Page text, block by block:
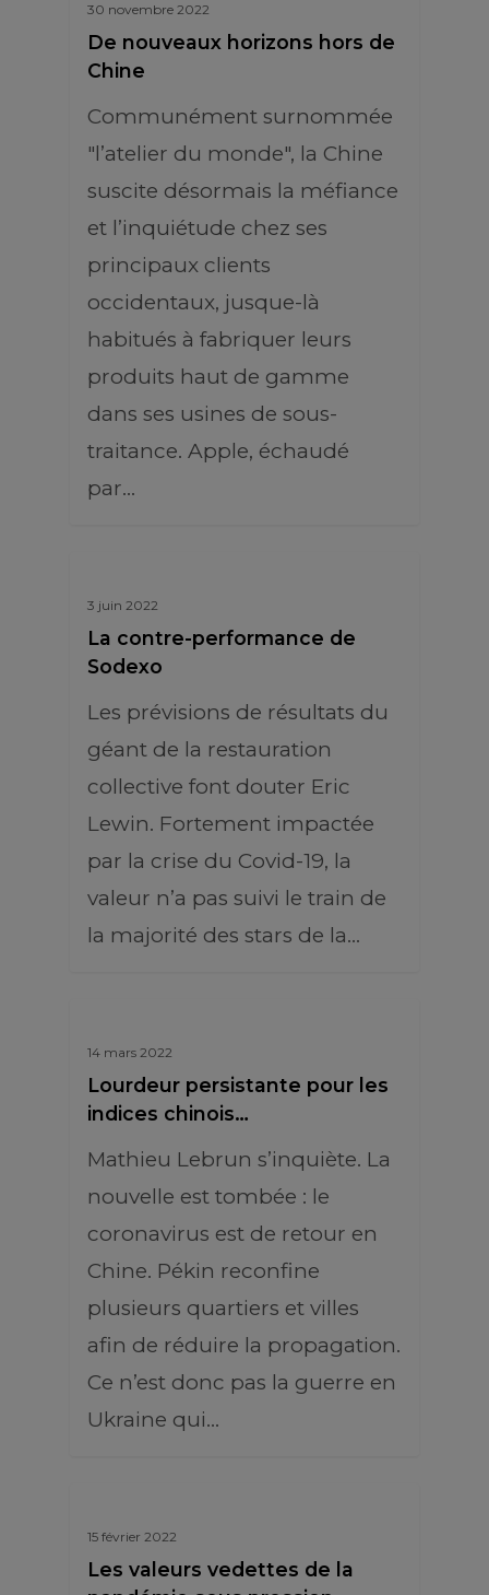
30 novembre 2022
De nouveaux horizons hors de
Chine
Communément surnommée
"l’atelier du monde", la Chine
suscite désormais la méfiance
et l’inquiétude chez ses
principaux clients
occidentaux, jusque-là
habitués à fabriquer leurs
produits haut de gamme
dans ses usines de sous-
traitance. Apple, échaudé
par…
3 juin 2022
La contre-performance de
Sodexo
Les prévisions de résultats du
géant de la restauration
collective font douter Eric
Lewin. Fortement impactée
par la crise du Covid-19, la
valeur n’a pas suivi le train de
la majorité des stars de la…
14 mars 2022
Lourdeur persistante pour les
indices chinois…
Mathieu Lebrun s’inquiète. La
nouvelle est tombée : le
coronavirus est de retour en
Chine. Pékin reconfine
plusieurs quartiers et villes
afin de réduire la propagation.
Ce n’est donc pas la guerre en
Ukraine qui…
15 février 2022
Les valeurs vedettes de la